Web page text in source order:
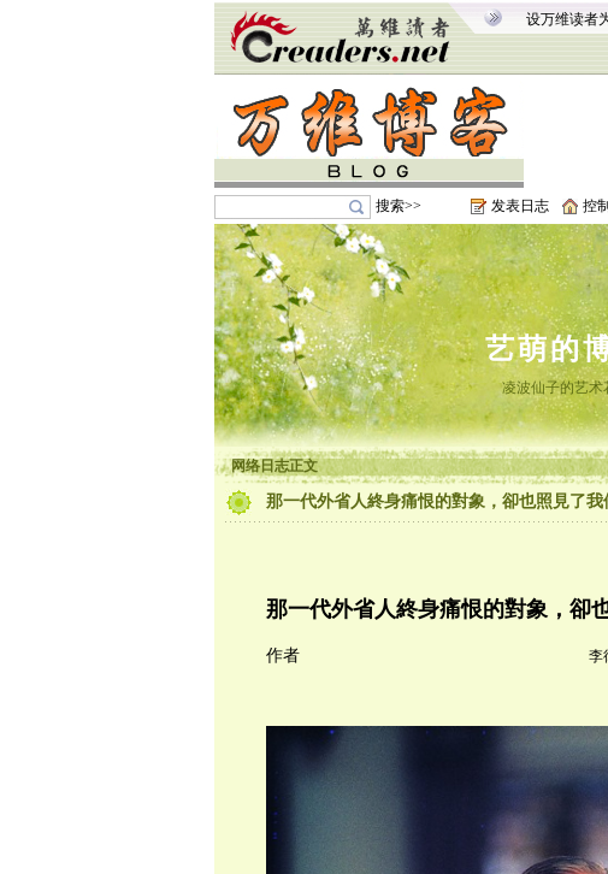
设万维读者
搜索>> 发表日志 控
艺萌的
凌波仙子的艺术
网络日志正文
那一代外省人終身痛恨的對象，卻也照見了我
那一代外省人終身痛恨的對象，卻
作者 李